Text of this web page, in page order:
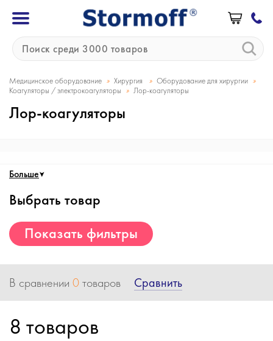
Медицинское оборудование » Хирургия » Оборудование для хирургии »
Коагуляторы / электрокоагуляторы » Лор-коагуляторы
Лор-коагуляторы
Больше
Выбрать товар
Показать фильтры
В сравнении 0товаров Сравнить
8 товаров